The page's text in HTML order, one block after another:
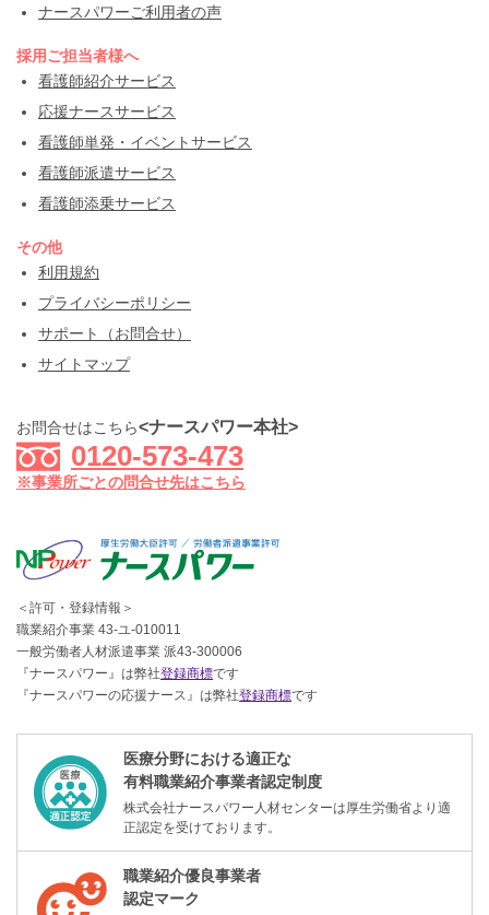
ナースパワーご利用者の声
採用ご担当者様へ
看護師紹介サービス
応援ナースサービス
看護師単発・イベントサービス
看護師派遣サービス
看護師添乗サービス
その他
利用規約
プライバシーポリシー
サポート（お問合せ）
サイトマップ
お問合せはこちら<ナースパワー本社>
0120-573-473
※事業所ごとの問合せ先はこちら
＜許可・登録情報＞
職業紹介事業 43-ユ-010011
一般労働者人材派遣事業 派43-300006
『ナースパワー』は弊社登録商標です
『ナースパワーの応援ナース』は弊社登録商標です
医療分野における適正な
有料職業紹介事業者認定制度
株式会社ナースパワー人材センターは厚生労働省より適
正認定を受けております。
職業紹介優良事業者
認定マーク